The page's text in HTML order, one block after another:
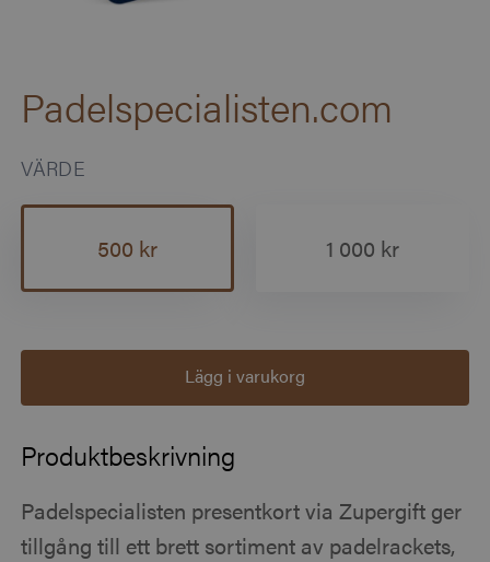
Padelspecialisten.com
VÄRDE
500 kr 1 000 kr
Lägg i varukorg
Produktbeskrivning
Padelspecialisten presentkort via Zupergift ger
tillgång till ett brett sortiment av padelrackets,